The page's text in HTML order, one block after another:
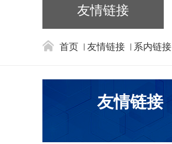
友情链接
首页 友情链接 系内链接
友情链接